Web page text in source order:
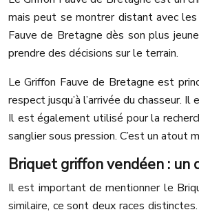
mais peut se montrer distant avec
Fauve de Bretagne dès son plus
prendre des décisions sur le terrain.
Le Griffon Fauve de Bretagne est
respect jusqu’à l’arrivée du chasseur.
Il est également utilisé pour la
sanglier sous pression. C’est un atout
Briquet griffon vendéen : un
Il est important de mentionner le
similaire, ce sont deux races